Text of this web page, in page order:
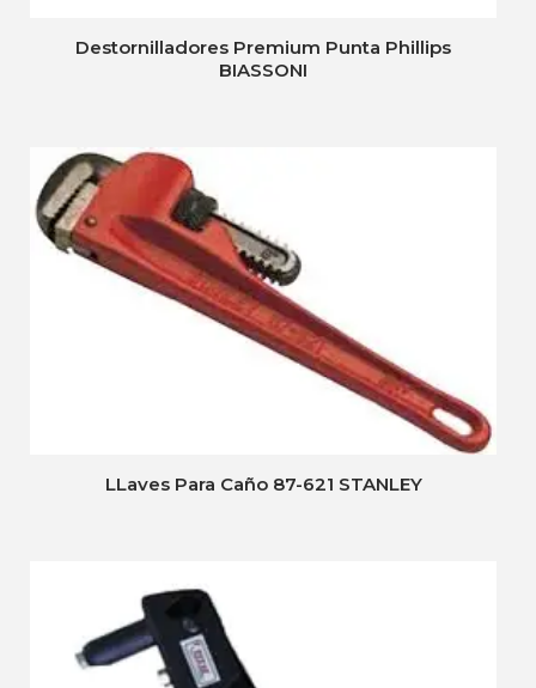
Destornilladores Premium Punta Phillips
BIASSONI
LLaves Para Caño 87-621 STANLEY